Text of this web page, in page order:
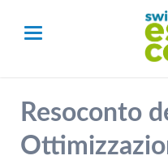
Resoconto